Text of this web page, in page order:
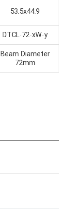
53.5x44.9
DTCL-72-xW-y
Beam Diameter
72mm